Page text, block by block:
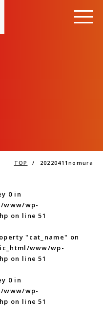
TOP / 20220411nomura
0 in
www/wp-
on line51
"cat_name" on
www/wp-
on line51
0 in
www/wp-
on line51